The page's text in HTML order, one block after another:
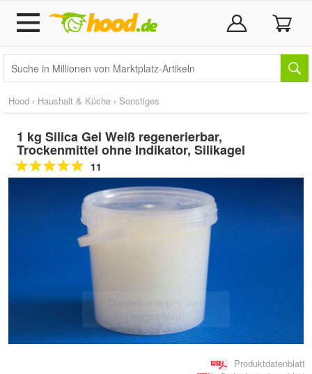
Hood › Haushalt & Küche › Sonstiges
1 kg Silica Gel Weiß regenerierbar,
Trockenmittel ohne Indikator, Silikagel
11
Doppelt antippen zum
vergrößern
Produktdatenblatt